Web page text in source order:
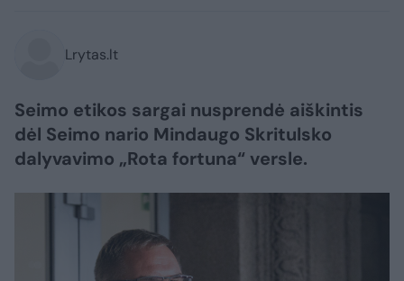
Lrytas.lt
Seimo etikos sargai nusprendė aiškintis
dėl Seimo nario Mindaugo Skritulsko
dalyvavimo „Rota fortuna“ versle.